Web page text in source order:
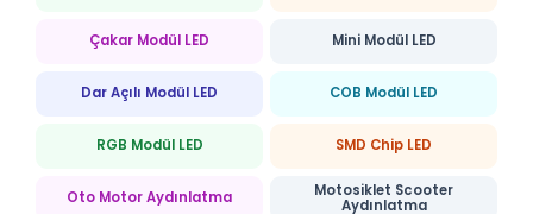
Çakar Modül LED Mini Modül LED
Dar Açılı Modül LED COB Modül LED
RGB Modül LED SMD Chip LED
Oto Motor Aydınlatma
Motosiklet Scooter
Aydınlatma